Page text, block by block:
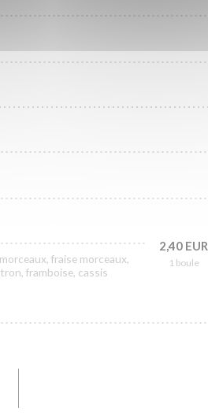
fraise morceaux,
framboise, cassis
2,40 EUR
1 boule